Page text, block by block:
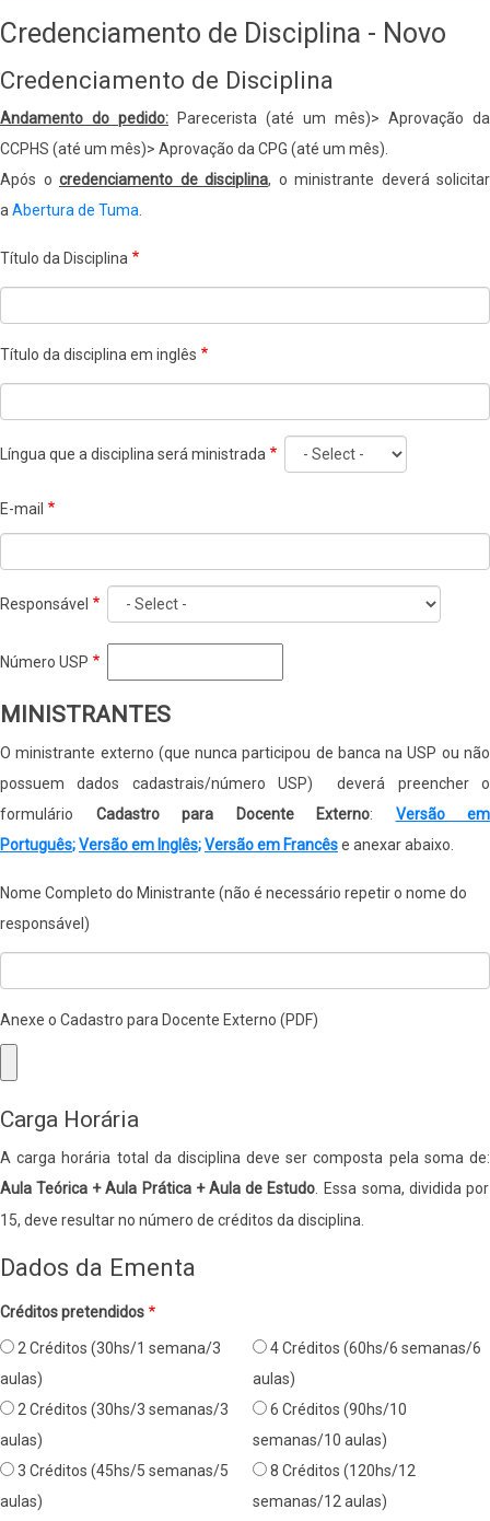
BR
Credenciamento de Disciplina - Novo
Credenciamento de Disciplina
Andamento do pedido: Parecerista (até um mês)> Aprovação da
CCPHS (até um mês)> Aprovação da CPG (até um mês).
Após o credenciamento de disciplina, o ministrante deverá solicitar
a Abertura de Tuma
Título da Disciplina
Título da disciplina em inglês
Língua que a disciplina será ministrada
E-mail
Responsável
Número USP
MINISTRANTES
O ministrante externo (que nunca participou de banca na USP ou não
possuem dados cadastrais/número USP) deverá preencher o
formulário Cadastro para Docente Externo: Versão em
Português;Versão em Inglês;Versão em Francêse anexar abaixo.
Nome Completo do Ministrante (não é necessário repetir o nome do
responsável)
Anexe o Cadastro para Docente Externo (PDF)
Carga Horária
A carga horária total da disciplina deve ser composta pela soma de:
Aula Teórica + Aula Prática + Aula de Estudo
Essa soma, dividida por
15, deve resultar no número de créditos da disciplina.
Dados da Ementa
Créditos pretendidos
2 Créditos (30hs/1 semana/3
aulas)
2 Créditos (30hs/3 semanas/3
aulas)
3 Créditos (45hs/5 semanas/5
aulas)
4 Créditos (60hs/6 semanas/6
aulas)
6 Créditos (90hs/10
semanas/10 aulas)
8 Créditos (120hs/12
semanas/12 aulas)